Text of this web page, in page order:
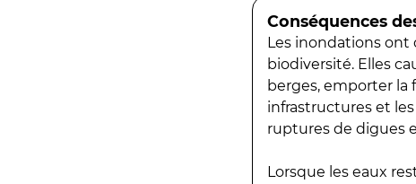
Conséquences
Les inondations ont
biodiversité. Elles
berges, emporter la
infrastructures et
ruptures de digues
Lorsque les eaux